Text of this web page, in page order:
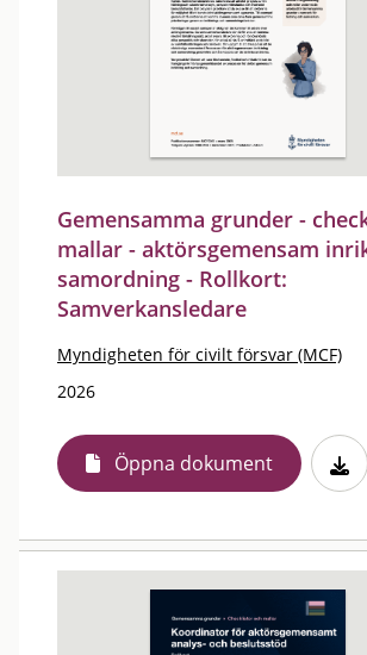
Gemensamma grunder -
mallar - aktörsgemensam
samordning - Rollkort:
Samverkansledare
Myndigheten för civilt försvar (MCF)
2026
Öppna dokument